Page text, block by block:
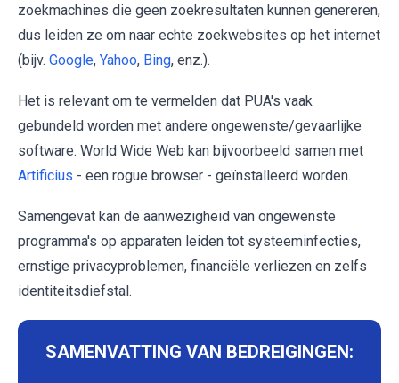
zoekmachines die geen zoekresultaten kunnen genereren,
dus leiden ze om naar echte zoekwebsites op het internet
(bijv. Google, Yahoo, Bing, enz.).
Het is relevant om te vermelden dat PUA's vaak
gebundeld worden met andere ongewenste/gevaarlijke
software. World Wide Web kan bijvoorbeeld samen met
Artificius - een rogue browser - geïnstalleerd worden.
Samengevat kan de aanwezigheid van ongewenste
programma's op apparaten leiden tot systeeminfecties,
ernstige privacyproblemen, financiële verliezen en zelfs
identiteitsdiefstal.
SAMENVATTING VAN BEDREIGINGEN: